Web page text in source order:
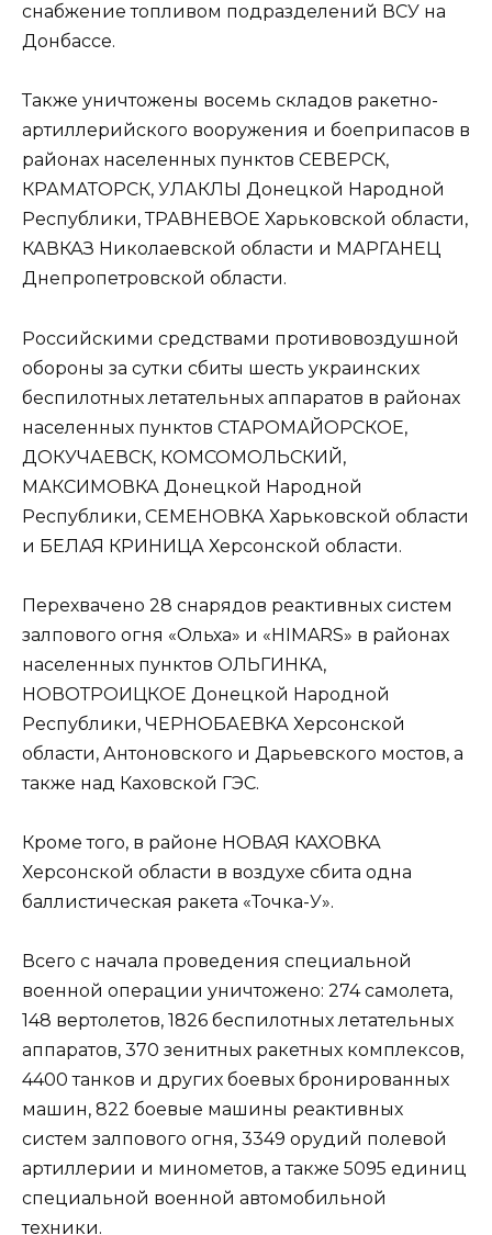
снабжение топливом подразделений ВСУ на
Донбассе.
Также уничтожены восемь складов ракетно-
артиллерийского вооружения и боеприпасов в
районах населенных пунктов СЕВЕРСК,
КРАМАТОРСК, УЛАКЛЫ Донецкой Народной
Республики, ТРАВНЕВОЕ Харьковской области,
КАВКАЗ Николаевской области и МАРГАНЕЦ
Днепропетровской области.
Российскими средствами противовоздушной
обороны за сутки сбиты шесть украинских
беспилотных летательных аппаратов в районах
населенных пунктов СТАРОМАЙОРСКОЕ,
ДОКУЧАЕВСК, КОМСОМОЛЬСКИЙ,
МАКСИМОВКА Донецкой Народной
Республики, СЕМЕНОВКА Харьковской области
и БЕЛАЯ КРИНИЦА Херсонской области.
Перехвачено 28 снарядов реактивных систем
залпового огня «Ольха» и «HIMARS» в районах
населенных пунктов ОЛЬГИНКА,
НОВОТРОИЦКОЕ Донецкой Народной
Республики, ЧЕРНОБАЕВКА Херсонской
области, Антоновского и Дарьевского мостов, а
также над Каховской ГЭС.
Кроме того, в районе НОВАЯ КАХОВКА
Херсонской области в воздухе сбита одна
баллистическая ракета «Точка-У».
Всего с начала проведения специальной
военной операции уничтожено: 274 самолета,
148 вертолетов, 1826 беспилотных летательных
аппаратов, 370 зенитных ракетных комплексов,
4400 танков и других боевых бронированных
машин, 822 боевые машины реактивных
систем залпового огня, 3349 орудий полевой
артиллерии и минометов, а также 5095 единиц
специальной военной автомобильной
техники.